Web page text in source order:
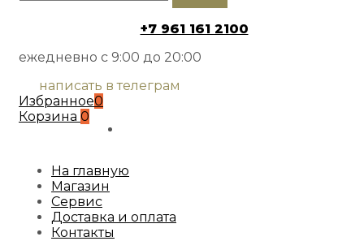
+7 961 161 2100
ежедневно с 9:00 до 20:00
написать в телеграм
Избранное0
Корзина 0
На главную
Магазин
Сервис
Доставка и оплата
Контакты